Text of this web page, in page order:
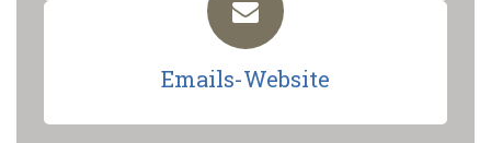
Emails-Website